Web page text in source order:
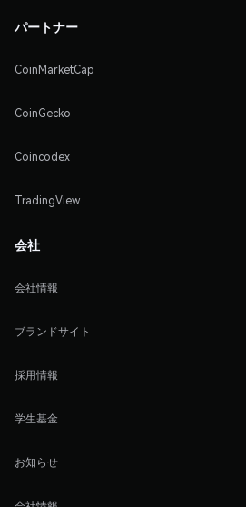
パートナー
CoinMarketCap
CoinGecko
Coincodex
TradingView
会社
会社情報
ブランドサイト
採用情報
学生基金
お知らせ